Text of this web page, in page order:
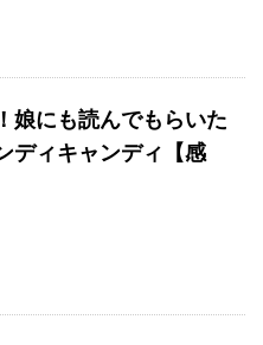
娘にも読んでもらいた
ディキャンディ【感